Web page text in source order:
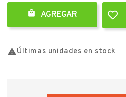
 AGREGAR
Últimas unidades en stock